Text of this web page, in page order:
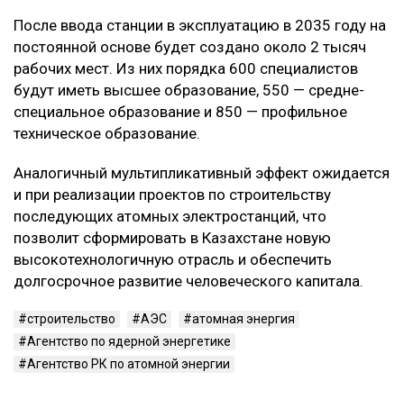
После ввода станции в эксплуатацию в 2035 году на
постоянной основе будет создано около 2 тысяч
рабочих мест. Из них порядка 600 специалистов
будут иметь высшее образование, 550 — средне-
специальное образование и 850 — профильное
техническое образование.
Аналогичный мультипликативный эффект ожидается
и при реализации проектов по строительству
последующих атомных электростанций, что
позволит сформировать в Казахстане новую
высокотехнологичную отрасль и обеспечить
долгосрочное развитие человеческого капитала.
строительство АЭС
атомная энергия
Агентство по ядерной энергетике
Агентство РК по атомной энергии